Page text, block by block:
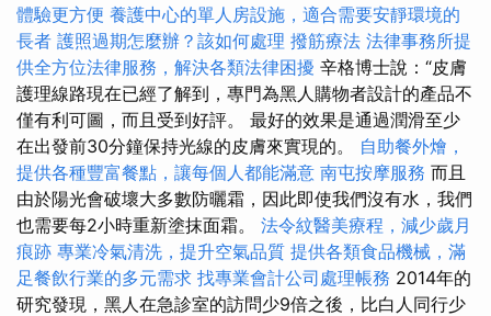
體驗更方便 養護中心的單人房設施，適合需要安靜環境的
長者 護照過期怎麼辦？該如何處理 撥筋療法 法律事務所提
供全方位法律服務，解決各類法律困擾 辛格博士說：“皮膚
護理線路現在已經了解到，專門為黑人購物者設計的產品不
僅有利可圖，而且受到好評。 最好的效果是通過潤滑至少
在出發前30分鐘保持光線的皮膚來實現的。 自助餐外燴，
提供各種豐富餐點，讓每個人都能滿意 南屯按摩服務 而且
由於陽光會破壞大多數防曬霜，因此即使我們沒有水，我們
也需要每2小時重新塗抹面霜。 法令紋醫美療程，減少歲月
痕跡 專業冷氣清洗，提升空氣品質 提供各類食品機械，滿
足餐飲行業的多元需求 找專業會計公司處理帳務 2014年的
研究發現，黑人在急診室的訪問少9倍之後，比白人同行少